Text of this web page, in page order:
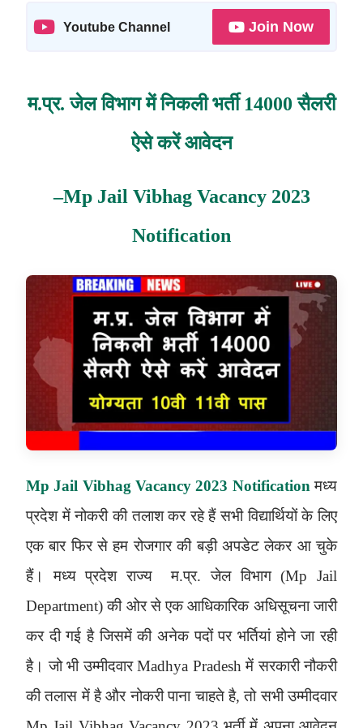
Youtube Channel Join Now
म.प्र. जेल विभाग में निकली भर्ती 14000 सैलरी
ऐसे करें आवेदन
–Mp Jail Vibhag Vacancy 2023
Notification
Mp Jail Vibhag Vacancy 2023 Notificationमध्य
प्रदेश में नोकरी की तलाश कर रहे हैं सभी विद्यार्थियों के लिए
एक बार फिर से हम रोजगार की बड़ी अपडेट लेकर आ चुके
हैं। मध्य प्रदेश राज्यम.प्र. जेल विभाग(Mp Jail
Department) की ओर से एक आधिकारिक अधिसूचना जारी
कर दी गई है जिसमें की अनेक पदों पर भर्तियां होने जा रही
है। जो भी उम्मीदवार Madhya Pradesh में सरकारी नौकरी
की तलास में है और नोकरी पाना चाहते है, तो सभी उम्मीदवार